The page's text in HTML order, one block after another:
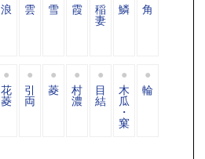
浪 雲 雪 霞 稲
妻
鱗 角
花
菱
引
両
菱 村
濃
目
結
木
瓜
・
窠
輪